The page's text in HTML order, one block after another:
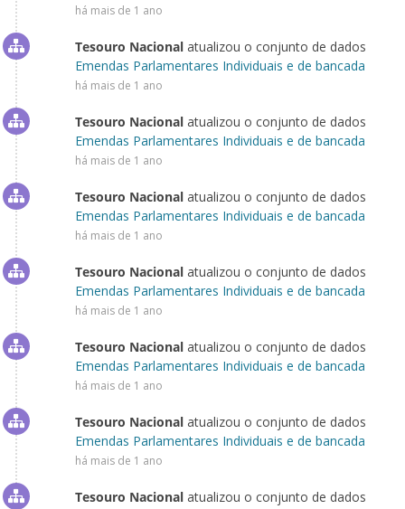
há mais de 1 ano
Tesouro Nacional atualizou o conjunto de dados
Emendas Parlamentares Individuais e de bancada
há mais de 1 ano
Tesouro Nacional atualizou o conjunto de dados
Emendas Parlamentares Individuais e de bancada
há mais de 1 ano
Tesouro Nacional atualizou o conjunto de dados
Emendas Parlamentares Individuais e de bancada
há mais de 1 ano
Tesouro Nacional atualizou o conjunto de dados
Emendas Parlamentares Individuais e de bancada
há mais de 1 ano
Tesouro Nacional atualizou o conjunto de dados
Emendas Parlamentares Individuais e de bancada
há mais de 1 ano
Tesouro Nacional atualizou o conjunto de dados
Emendas Parlamentares Individuais e de bancada
há mais de 1 ano
Tesouro Nacional atualizou o conjunto de dados